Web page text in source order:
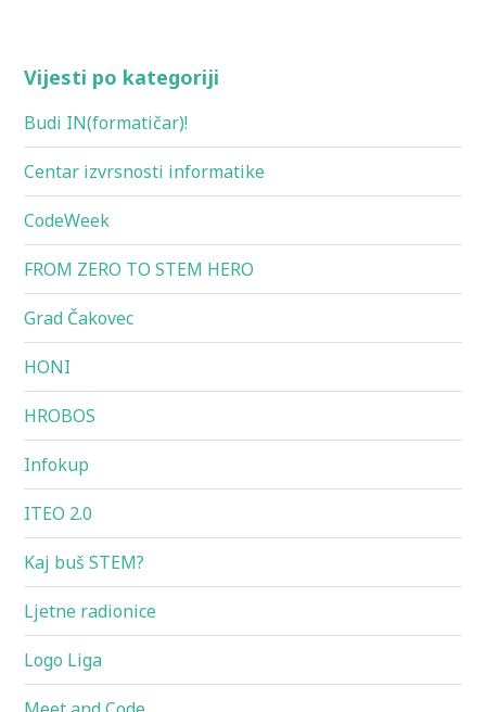
Vijesti po kategoriji
Budi IN(formatičar)!
Centar izvrsnosti informatike
CodeWeek
FROM ZERO TO STEM HERO
Grad Čakovec
HONI
HROBOS
Infokup
ITEO 2.0
Kaj buš STEM?
Ljetne radionice
Logo Liga